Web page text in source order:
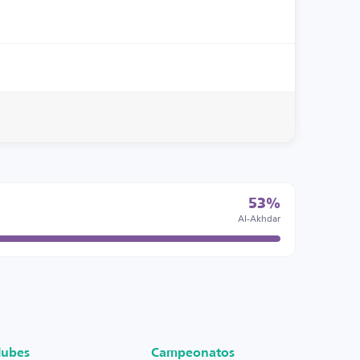
53%
Al-Akhdar
Campeonatos